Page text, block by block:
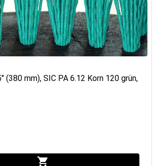
(380 mm), SIC PA 6.12 Korn 120 grün,